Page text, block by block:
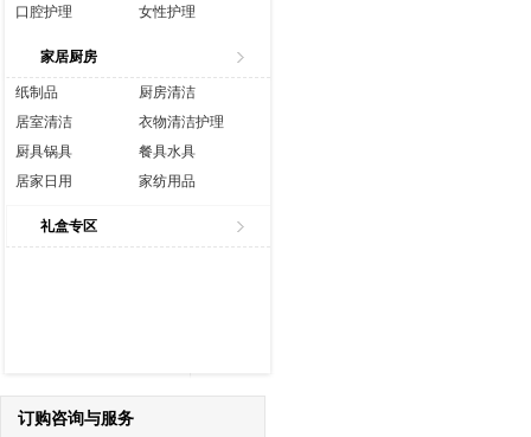
口腔护理
女性护理
家居厨房
纸制品
厨房清洁
居室清洁
衣物清洁护理
厨具锅具
餐具水具
居家日用
家纺用品
礼盒专区
订购咨询与服务